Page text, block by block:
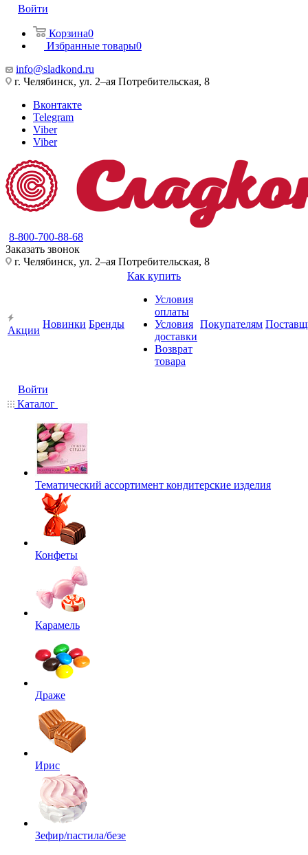
Войти
Корзина0
Избранные товары0
info@sladkond.ru
г. Челябинск, ул. 2–ая Потребительская, 8
Вконтакте
Telegram
Viber
Viber
8-800-700-88-68
Заказать звонок
г. Челябинск, ул. 2–ая Потребительская, 8
Акции
Новинки Бренды
Как купить
Условия
оплаты
Условия
доставки
Возврат
товара
Покупателям
Войти
Каталог
Тематический ассортимент кондитерские изделия
Конфеты
Карамель
Драже
Ирис
Зефир/пастила/безе